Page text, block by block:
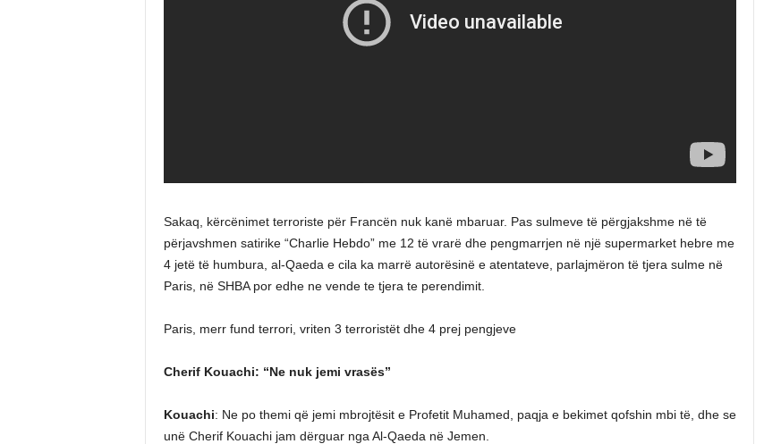
Sakaq, kërcënimet terroriste për Francën nuk kanë mbaruar. Pas sulmeve të përgjakshme në të
përjavshmen satirike “Charlie Hebdo” me 12 të vrarë dhe pengmarrjen në një supermarket hebre me
4 jetë të humbura, al-Qaeda e cila ka marrë autorësinë e atentateve, parlajmëron të tjera sulme në
Paris, në SHBA por edhe ne vende te tjera te perendimit.
Paris, merr fund terrori, vriten 3 terroristët dhe 4 prej pengjeve
Cherif Kouachi: “Ne nuk jemi vrasës”
Kouachi: Ne po themi që jemi mbrojtësit e Profetit Muhamed, paqja e bekimet qofshin mbi të, dhe se
unë Cherif Kouachi jam dërguar nga Al-Qaeda në Jemen.